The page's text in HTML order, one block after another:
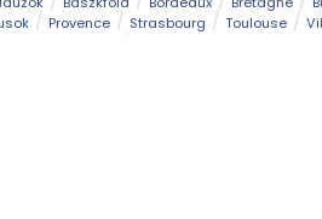
Provence Strasbourg Toulouse